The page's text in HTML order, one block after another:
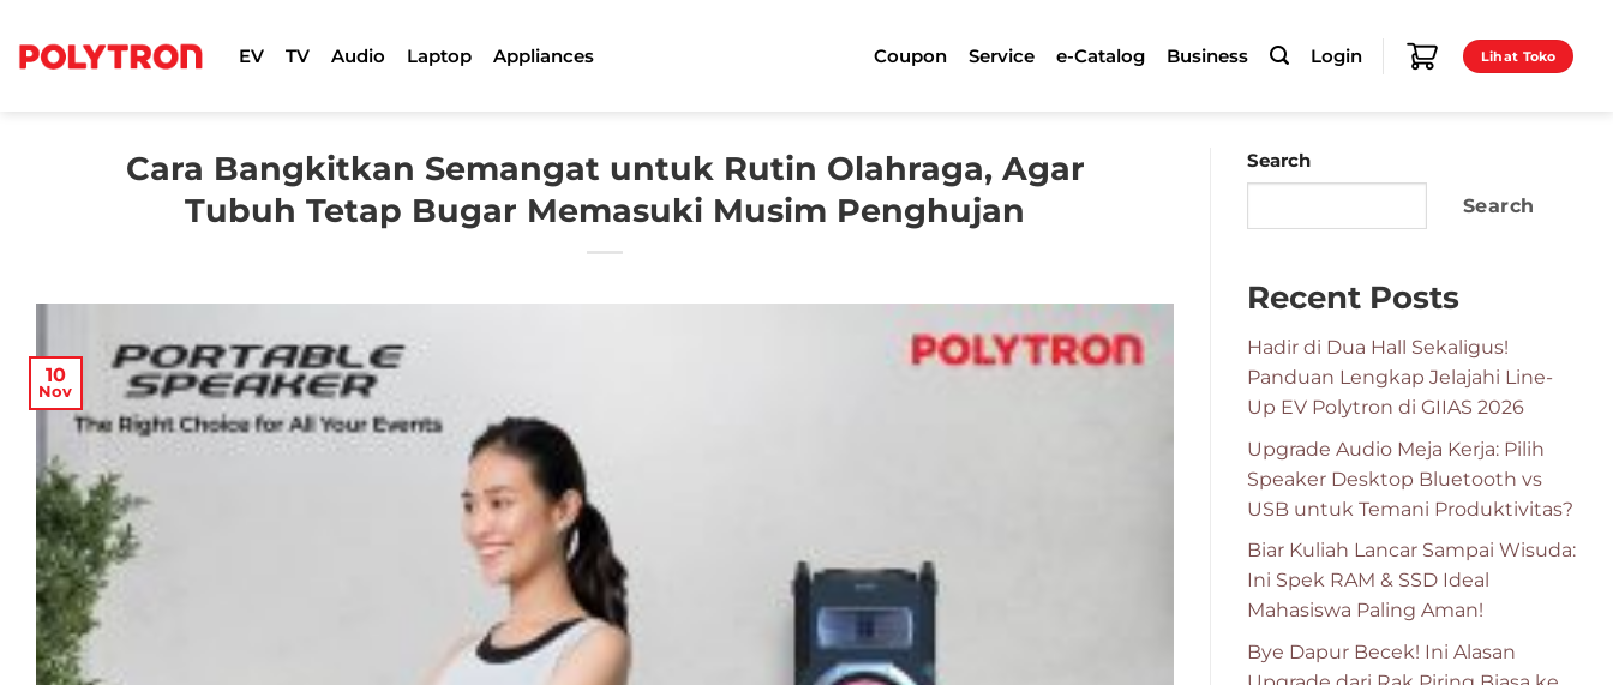
content
EV TV Audio Laptop Appliances Coupon Service e-Catalog Business Login Lihat Toko
Cara Bangkitkan Semangat untuk Rutin Olahraga, Agar
Tubuh Tetap Bugar Memasuki Musim Penghujan
10
Nov
Search
Search
Recent Posts
Hadir di Dua Hall Sekaligus!
Panduan Lengkap Jelajahi Line-
Up EV Polytron di GIIAS 2026
Upgrade Audio Meja Kerja: Pilih
Speaker Desktop Bluetooth vs
USB untuk Temani Produktivitas?
Biar Kuliah Lancar Sampai Wisuda:
Ini Spek RAM & SSD Ideal
Mahasiswa Paling Aman!
Bye Dapur Becek! Ini Alasan